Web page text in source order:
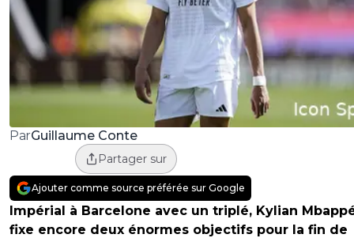
ParGuillaume Conte
Partager sur
Ajouter comme source préférée sur Google
Impérial à Barcelone avec un triplé, Kylian
fixe encore deux énormes objectifs pour la fin de